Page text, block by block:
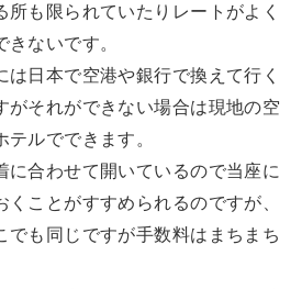
所も限られていたりレートがよく
ないです。
は日本で空港や銀行で換えて行く
がそれができない場合は現地の空
ルでできます。
に合わせて開いているので当座に
ことがすすめられるのですが、
でも同じですが手数料はまちまち